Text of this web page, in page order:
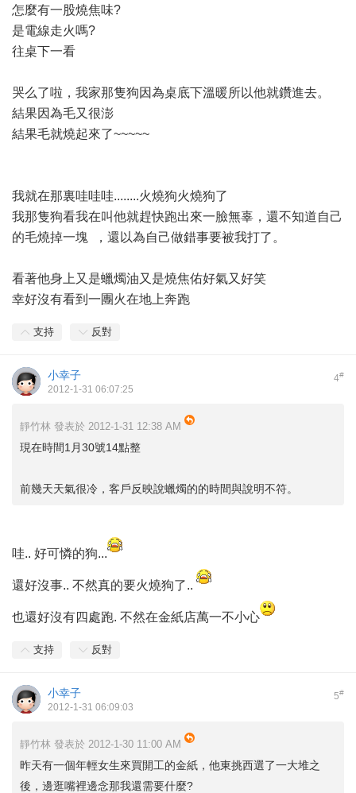
怎麼有一股燒焦味?
是電線走火嗎?
往桌下一看
哭么了啦，我家那隻狗因為桌底下溫暖所以他就鑽進去。
結果因為毛又很澎
結果毛就燒起來了~~~~~
我就在那裏哇哇哇........火燒狗火燒狗了
我那隻狗看我在叫他就趕快跑出來一臉無辜，還不知道自己
的毛燒掉一塊 ，還以為自己做錯事要被我打了。
看著他身上又是蠟燭油又是燒焦佑好氣又好笑
幸好沒有看到一團火在地上奔跑
支持 反對
4#
小幸子
2012-1-31 06:07:25
靜竹林 發表於 2012-1-31 12:38 AM
現在時間1月30號14點整
前幾天天氣很冷，客戶反映說蠟燭的的時間與說明不符。
哇.. 好可憐的狗...
還好沒事.. 不然真的要火燒狗了..
也還好沒有四處跑. 不然在金紙店萬一不小心
支持 反對
5#
小幸子
2012-1-31 06:09:03
靜竹林 發表於 2012-1-30 11:00 AM
昨天有一個年輕女生來買開工的金紙，他東挑西選了一大堆之
後，邊逛嘴裡邊念那我還需要什麼?